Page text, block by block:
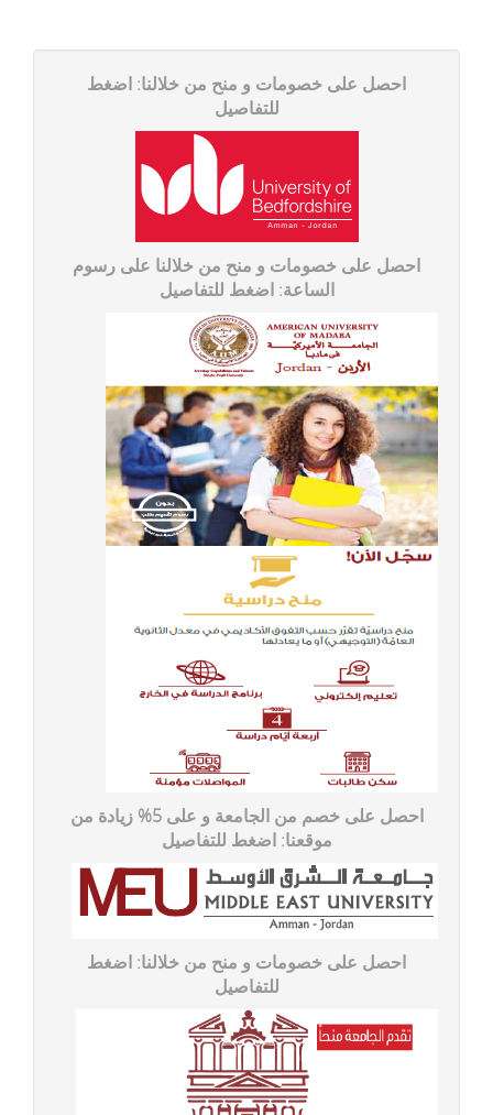
احصل على خصومات و منح من خلالنا: اضغط
للتفاصیل
احصل على خصومات و منح من خلالنا على رسوم
الساعة: اضغط للتفاصیل
احصل على خصم من الجامعة و على 5% زيادة من
موقعنا: اضغط للتفاصیل
احصل على خصومات و منح من خلالنا: اضغط
للتفاصیل